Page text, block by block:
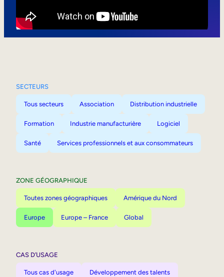
SECTEURS
Tous secteurs Association Distribution industrielle
Formation Industrie manufacturière Logiciel
Santé Services professionnels et aux consommateurs
ZONE GÉOGRAPHIQUE
Toutes zones géographiques Amérique du Nord
Europe Europe – France Global
CAS D’USAGE
Tous cas d'usage Développement des talents